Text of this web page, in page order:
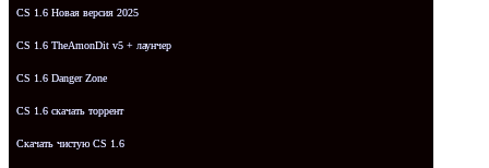
CS 1.6 Новая версия 2025
CS 1.6 TheAmonDit v5 + лаунчер
CS 1.6 Danger Zone
CS 1.6 скачать торрент
Скачать чистую CS 1.6